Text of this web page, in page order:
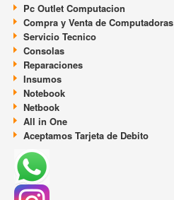
Pc Outlet Computacion
Compra y Venta de Computadoras
Servicio Tecnico
Consolas
Reparaciones
Insumos
Notebook
Netbook
All in One
Aceptamos Tarjeta de Debito